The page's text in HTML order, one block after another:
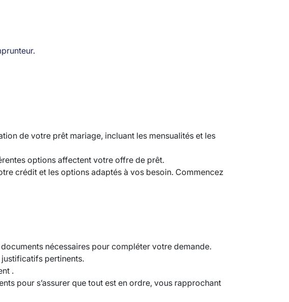
de votre prêt mariage, incluant les mensualités et les
options affectent votre offre de prêt.
crédit et les options adaptés à vos besoin. Commencez
nécessaires pour compléter votre demande.
justificatifs pertinents.
.
pour s’assurer que tout est en ordre, vous rapprochant